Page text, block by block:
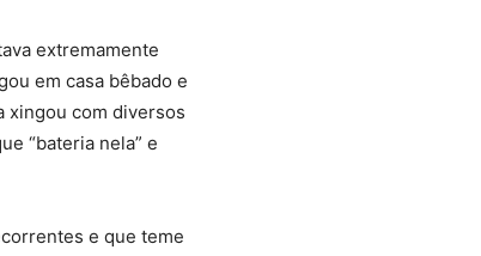
extremamente
em casa bêbado e
xingou com diversos
“bateria nela” e
e que teme